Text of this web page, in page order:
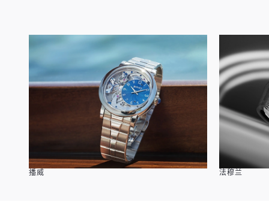
播威 法穆兰